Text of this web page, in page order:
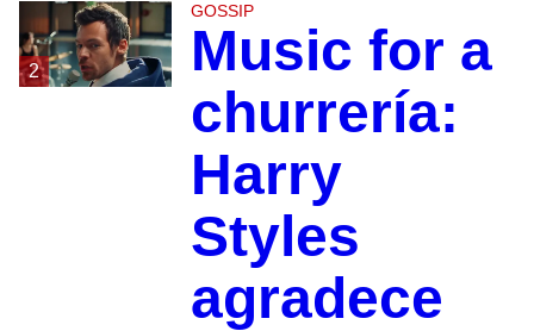
2
GOSSIP
Music for a
churrería:
Harry
Styles
agradece